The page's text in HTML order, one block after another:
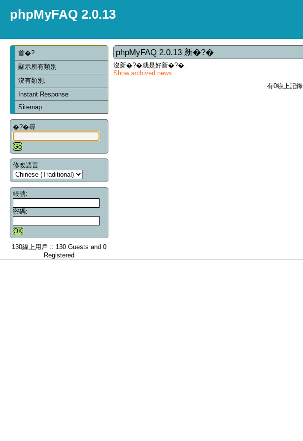
phpMyFAQ 2.0.13
首�?
顯示所有類別
沒有類別.
Instant Response
Sitemap
�?�尋
修改語言
帳號:
密碼:
130線上用戶 :: 130 Guests and 0
Registered
phpMyFAQ 2.0.13 新�?�
沒新�?�就是好新�?�.
Show archived news.
有0線上記錄